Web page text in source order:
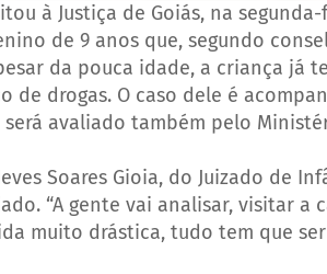
à Justiça de Goiás, na
de 9 anos que, segundo
da pouca idade, a criança já
de drogas. O caso dele é
avaliado também pelo
Soares Gioia, do Juizado de
“A gente vai analisar, visitar
muito drástica, tudo tem que